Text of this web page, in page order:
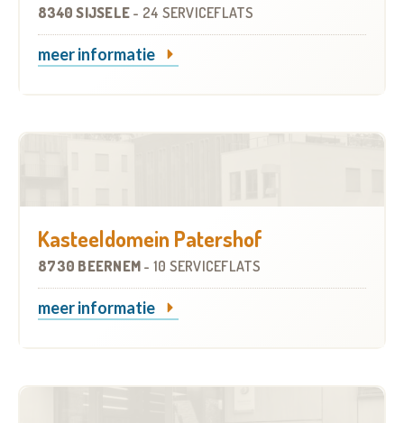
8340 SIJSELE - 24 SERVICEFLATS
meer informatie
Kasteeldomein Patershof
8730 BEERNEM - 10 SERVICEFLATS
meer informatie